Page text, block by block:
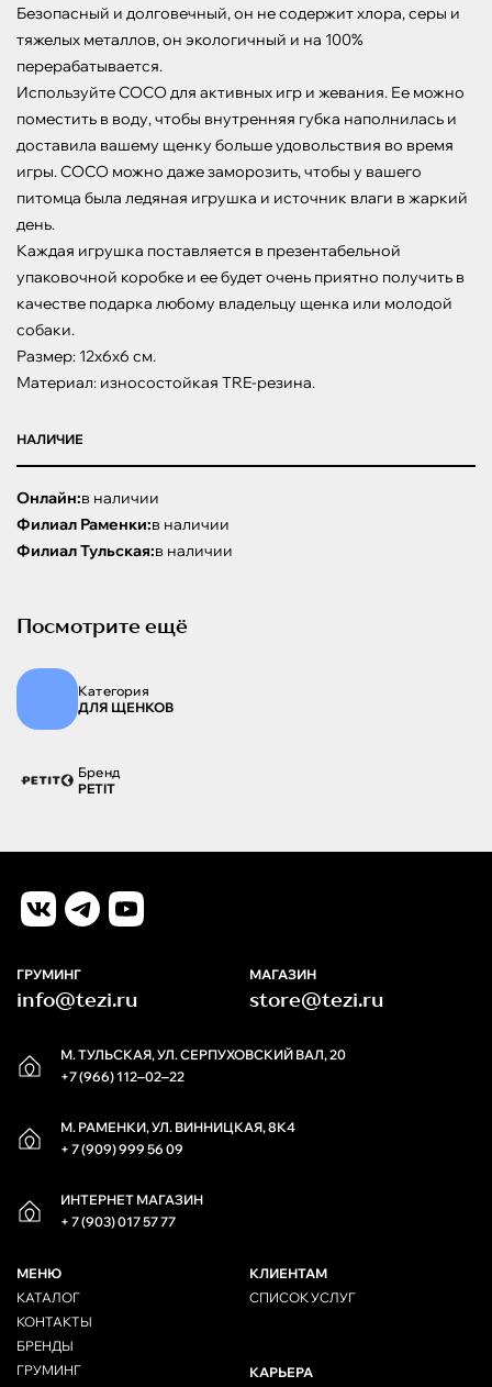
Безопасный и долговечный, он не содержит хлора, серы и
тяжелых металлов, он экологичный и на 100%
перерабатывается.
Используйте COCO для активных игр и жевания. Ее можно
поместить в воду, чтобы внутренняя губка наполнилась и
доставила вашему щенку больше удовольствия во время
игры. COCO можно даже заморозить, чтобы у вашего
питомца была ледяная игрушка и источник влаги в жаркий
день.
Каждая игрушка поставляется в презентабельной
упаковочной коробке и ее будет очень приятно получить в
качестве подарка любому владельцу щенка или молодой
собаки.
Размер: 12х6х6 см.
Материал: износостойкая TRE-резина.
НАЛИЧИЕ
Онлайн:в наличии
Филиал Раменки:в наличии
Филиал Тульская:в наличии
Посмотрите ещё
Категория
ДЛЯ ЩЕНКОВ
Бренд
PETIT
М. ТУЛЬСКАЯ, УЛ. СЕРПУХОВСКИЙ ВАЛ, 20
+7 (966) 112‒02‒22
М. РАМЕНКИ, УЛ. ВИННИЦКАЯ, 8К4
+ 7 (909) 999 56 09
ИНТЕРНЕТ МАГАЗИН
+ 7 (903) 017 57 77
ГРУМИНГ
info@tezi.ru
МАГАЗИН
store@tezi.ru
МЕНЮ
КАТАЛОГ
КОНТАКТЫ
БРЕНДЫ
ГРУМИНГ
КЛИЕНТАМ
СПИСОК УСЛУГ
КАРЬЕРА